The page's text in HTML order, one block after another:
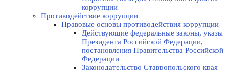
коррупции
Противодействие коррупции
Правовые основы противодействия коррупции
Действующие федеральные законы, указы
Президента Российской Федерации,
постановления Правительства Российской
Федерации
Законодательство Ставропольского края